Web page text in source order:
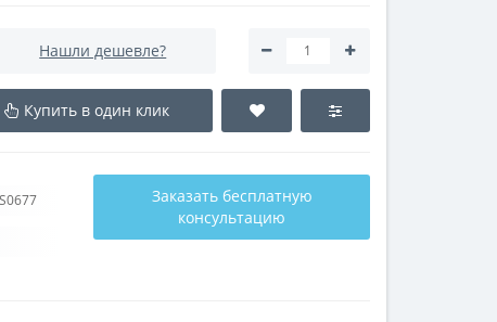
Нашли дешевле?
Купить в один клик
Заказать бесплатную
консультацию